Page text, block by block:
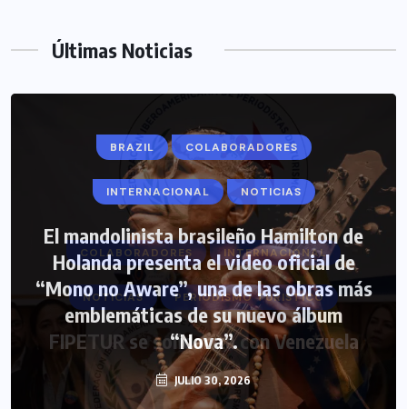
Últimas Noticias
BRAZIL COLABORADORES
INTERNACIONAL NOTICIAS
El mandolinista brasileño Hamilton de
Holanda presenta el video oficial de
“Mono no Aware”, una de las obras más
emblemáticas de su nuevo álbum
“Nova”.
JULIO 30, 2026
COLABORADORES INTERNACIONAL
NOTICIAS PERIODISMO TURISTICO
FIPETUR se solidariza con Venezuela
JUNIO 29, 2026